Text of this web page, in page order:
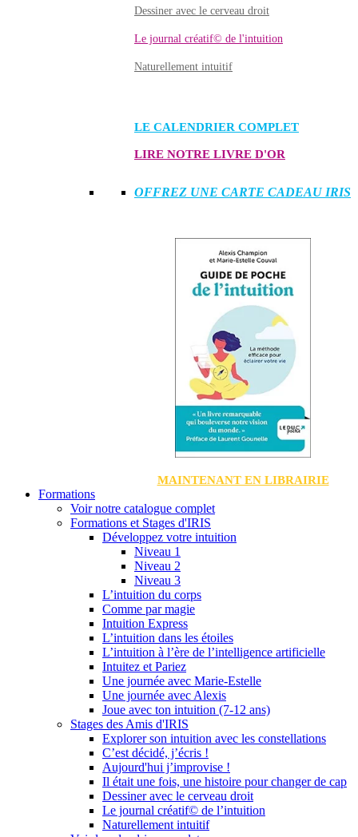
Dessiner avec le cerveau droit
Le journal créatif© de l'intuition
Naturellement intuitif
LE CALENDRIER COMPLET
LIRE NOTRE LIVRE D'OR
OFFREZ UNE CARTE CADEAU IRIS
MAINTENANT EN LIBRAIRIE
Formations
Voir notre catalogue complet
Formations et Stages d'IRIS
Développez votre intuition
Niveau 1
Niveau 2
Niveau 3
L’intuition du corps
Comme par magie
Intuition Express
L’intuition dans les étoiles
L’intuition à l’ère de l’intelligence artificielle
Intuitez et Pariez
Une journée avec Marie-Estelle
Une journée avec Alexis
Joue avec ton intuition (7-12 ans)
Stages des Amis d'IRIS
Explorer son intuition avec les constellations
C’est décidé, j’écris !
Aujourd'hui j’improvise !
Il était une fois, une histoire pour changer de cap
Dessiner avec le cerveau droit
Le journal créatif© de l’intuition
Naturellement intuitif